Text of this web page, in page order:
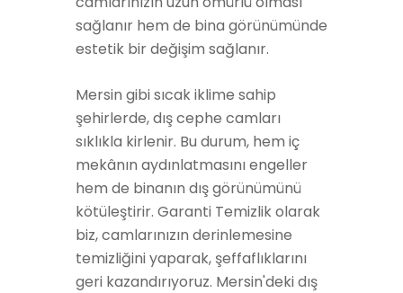
sağlanır hem de bina görünümünde
estetik bir değişim sağlanır.
Mersin gibi sıcak iklime sahip
şehirlerde, dış cephe camları
sıklıkla kirlenir. Bu durum, hem iç
mekânın aydınlatmasını engeller
hem de binanın dış görünümünü
kötüleştirir. Garanti Temizlik olarak
biz, camlarınızın derinlemesine
temizliğini yaparak, şeffaflıklarını
geri kazandırıyoruz. Mersin'deki dış